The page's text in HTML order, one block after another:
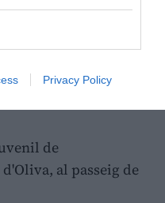
Privacy Policy
Fira Gastronòmica de
Juan Sancho.
Romà, al
de
al passeig de